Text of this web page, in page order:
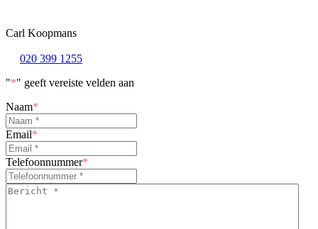
Carl Koopmans
020 399 1255
"*" geeft vereiste velden aan
Naam*
Email*
Telefoonnummer*
Bericht